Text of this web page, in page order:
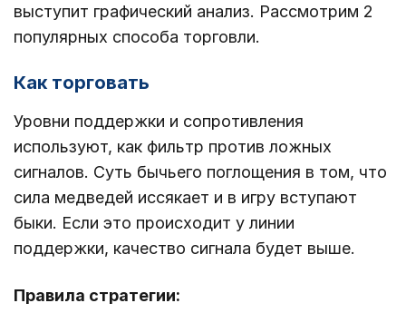
выступит графический анализ. Рассмотрим 2
популярных способа торговли.
Как торговать
Уровни поддержки и сопротивления
используют, как фильтр против ложных
сигналов. Суть бычьего поглощения в том, что
сила медведей иссякает и в игру вступают
быки. Если это происходит у линии
поддержки, качество сигнала будет выше.
Правила стратегии: